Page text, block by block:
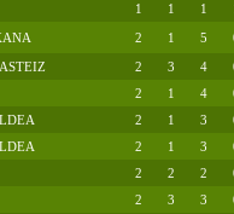
1 1 1
2 1 5
2 3 4
2 1 4
2 1 3
2 1 3
2 2 2
2 3 3